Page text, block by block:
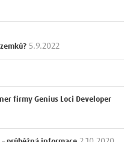
5.9.2022
firmy Genius Loci Developer